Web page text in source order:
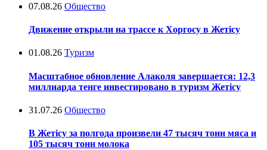
07.08.26 Общество
Движение открыли на трассе к Хоргосу в Жетісу
01.08.26 Туризм
Масштабное обновление Алаколя завершается: 12,3
миллиарда тенге инвестировано в туризм Жетісу
31.07.26 Общество
В Жетісу за полгода произвели 47 тысяч тонн мяса и
105 тысяч тонн молока